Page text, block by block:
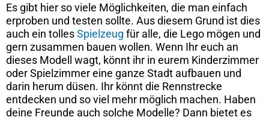
Es gibt hier so viele Möglichkeiten, die man einfach
erproben und testen sollte. Aus diesem Grund ist dies
auch ein tollesSpielzeug für alle, die Lego mögen und
gern zusammen bauen wollen. Wenn Ihr euch an
dieses Modell wagt, könnt ihr in eurem Kinderzimmer
oder Spielzimmer eine ganze Stadt aufbauen und
darin herum düsen. Ihr könnt die Rennstrecke
entdecken und so viel mehr möglich machen. Haben
deine Freunde auch solche Modelle? Dann bietet es